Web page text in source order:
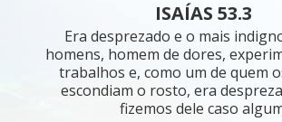
Blog
Parceiros
ISAÍAS 53.3
Era desprezado e o mais
homens, homem de dores,
trabalhos e, como um de quem
escondiam o rosto, era
fizemos dele caso